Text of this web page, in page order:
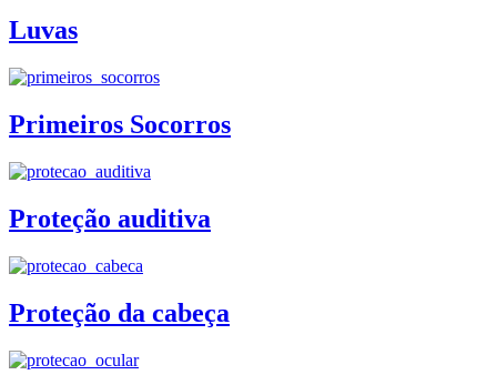
Luvas
Primeiros Socorros
Proteção auditiva
Proteção da cabeça